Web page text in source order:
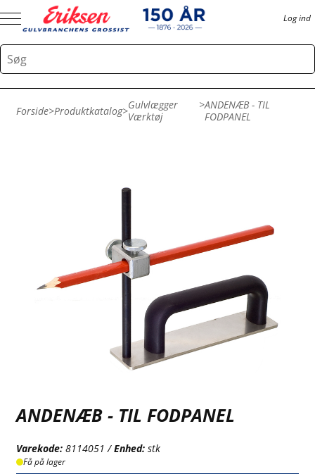
Log ind
Forside>Produktkatalog>Gulvlægger
Værktøj
>ANDENÆB - TIL
FODPANEL
ANDENÆB - TIL FODPANEL
Varekode: 8114051 /Enhed: stk
Få på lager